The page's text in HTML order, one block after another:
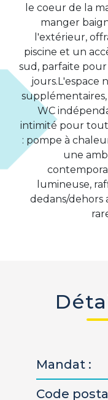
le coeur de la
manger
l'extérieur,
piscine et un
sud, parfaite
jours.L'espace
WC
intimité pour
: pompe à
une
lumineuse,
dedans/dehors
Mandat :
Code